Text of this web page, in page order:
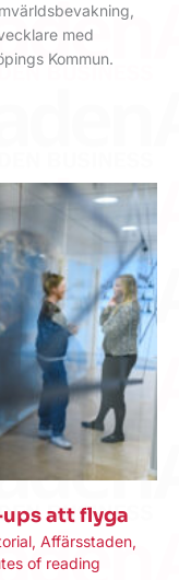
med
Kommun.
att flyga
, Affärsstaden,
of reading